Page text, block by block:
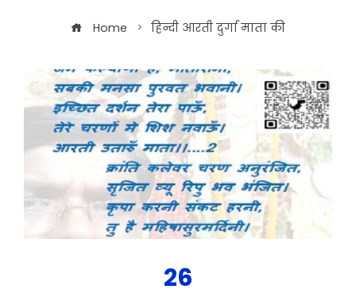
Home हिन्दी आरती दुर्गा माता की
26